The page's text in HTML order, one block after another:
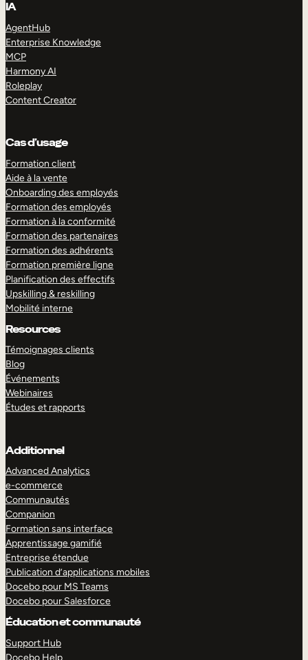
IA
AgentHub
Enterprise Knowledge
MCP
Harmony AI
Roleplay
Content Creator
Cas d’usage
Formation client
Aide à la vente
Onboarding des employés
Formation des employés
Formation à la conformité
Formation des partenaires
Formation des adhérents
Formation première ligne
Planification des effectifs
Upskilling & reskilling
Mobilité interne
Resources
Témoignages clients
Blog
Événements
Webinaires
Études et rapports
Additionnel
Advanced Analytics
e-commerce
Communautés
Companion
Formation sans interface
Apprentissage gamifié
Entreprise étendue
Publication d’applications mobiles
Docebo pour MS Teams
Docebo pour Salesforce
Éducation et communauté
Support Hub
Docebo Help